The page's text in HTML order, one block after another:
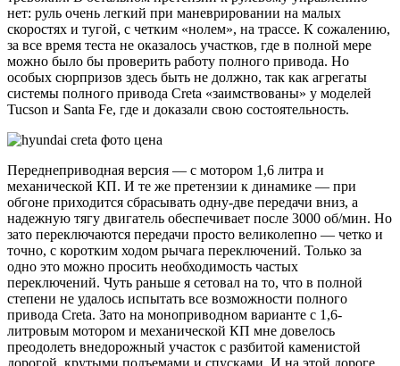
нет: руль очень легкий при маневрировании на малых
скоростях и тугой, с четким «нолем», на трассе. К сожалению,
за все время теста не оказалось участков, где в полной мере
можно было бы проверить работу полного привода. Но
особых сюрпризов здесь быть не должно, так как агрегаты
системы полного привода Creta «заимствованы» у моделей
Tucson и Santa Fe, где и доказали свою состоятельность.
Переднеприводная версия — с мотором 1,6 литра и
механической КП. И те же претензии к динамике — при
обгоне приходится сбрасывать одну-две передачи вниз, а
надежную тягу двигатель обеспечивает после 3000 об/мин. Но
зато переключаются передачи просто великолепно — четко и
точно, с коротким ходом рычага переключений. Только за
одно это можно просить необходимость частых
переключений. Чуть раньше я сетовал на то, что в полной
степени не удалось испытать все возможности полного
привода Creta. Зато на моноприводном варианте с 1,6-
литровым мотором и механической КП мне довелось
преодолеть внедорожный участок с разбитой каменистой